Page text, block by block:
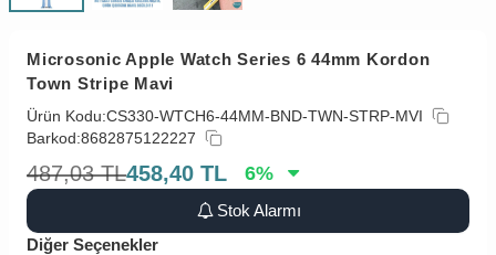
Microsonic Apple Watch Series 6 44mm Kordon
Town Stripe Mavi
Ürün Kodu:CS330-WTCH6-44MM-BND-TWN-STRP-MVI
Barkod:8682875122227
487,03 TL458,40 TL 6%
Stok Alarmı
Diğer Seçenekler